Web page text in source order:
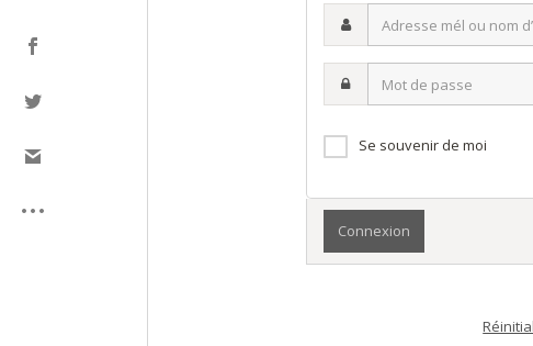
mél
nom
d’utilisateur·ice
Se souvenir de moi